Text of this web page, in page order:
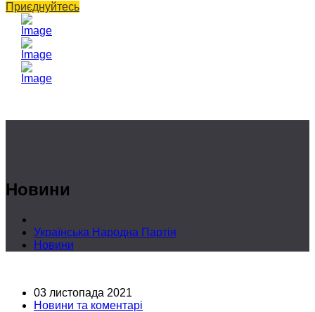
Приєднуйтесь
Новини
Українська Народна Партія
Новини
03 листопада 2021
Новини та коментарі